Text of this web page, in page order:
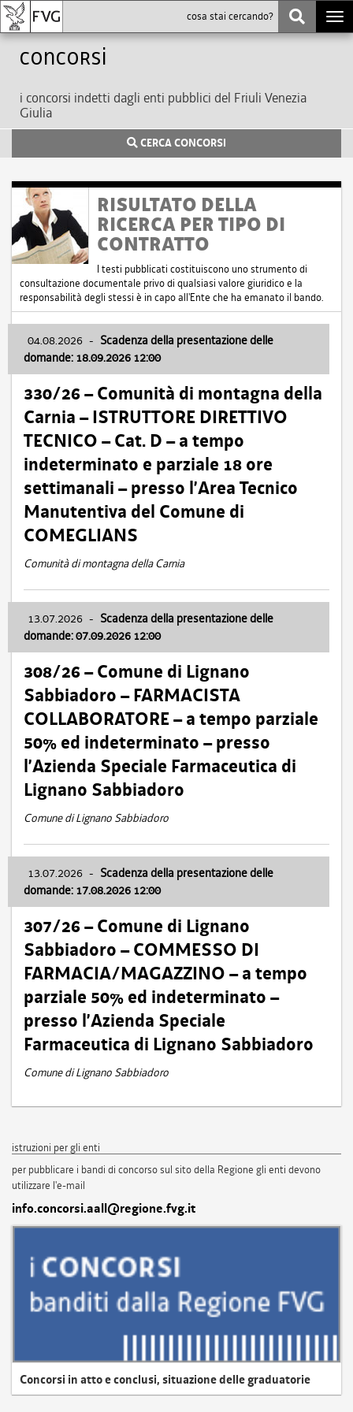
Concorsi
i concorsi indetti dagli enti pubblici del Friuli Venezia
Giulia
CERCA CONCORSI
RISULTATO DELLA
RICERCA PER TIPO DI
CONTRATTO
I testi pubblicati costituiscono uno strumento di
consultazione documentale privo di qualsiasi valore giuridico e la
responsabilità degli stessi è in capo all'Ente che ha emanato il bando.
04.08.2026 - Scadenza della presentazione delle
domande: 18.09.2026 12:00
330/26 – Comunità di montagna della
Carnia – ISTRUTTORE DIRETTIVO
TECNICO – Cat. D – a tempo
indeterminato e parziale 18 ore
settimanali – presso l’Area Tecnico
Manutentiva del Comune di
COMEGLIANS
Comunità di montagna della Carnia
13.07.2026 - Scadenza della presentazione delle
domande: 07.09.2026 12:00
308/26 – Comune di Lignano
Sabbiadoro – FARMACISTA
COLLABORATORE – a tempo parziale
50% ed indeterminato – presso
l’Azienda Speciale Farmaceutica di
Lignano Sabbiadoro
Comune di Lignano Sabbiadoro
13.07.2026 - Scadenza della presentazione delle
domande: 17.08.2026 12:00
307/26 – Comune di Lignano
Sabbiadoro – COMMESSO DI
FARMACIA/MAGAZZINO – a tempo
parziale 50% ed indeterminato –
presso l’Azienda Speciale
Farmaceutica di Lignano Sabbiadoro
Comune di Lignano Sabbiadoro
istruzioni per gli enti
per pubblicare i bandi di concorso sul sito della Regione gli enti devono
utilizzare l'e-mail
info.concorsi.aall@regione.fvg.it
Concorsi in atto e conclusi, situazione delle graduatorie